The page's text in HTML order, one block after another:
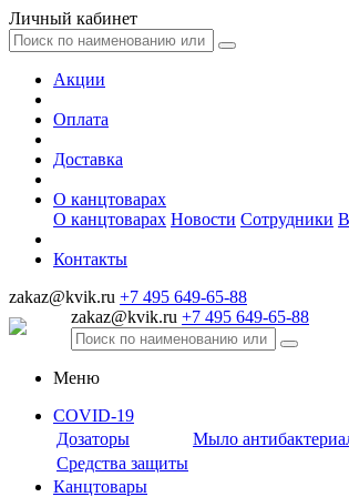
Личный кабинет
Акции
Оплата
Доставка
О канцтоварах
О канцтоварах Новости Сотрудники
Контакты
zakaz@kvik.ru +7 495 649-65-88
zakaz@kvik.ru +7 495 649-65-88
Меню
COVID-19
Дозаторы
Мыло
Средства защиты
Канцтовары